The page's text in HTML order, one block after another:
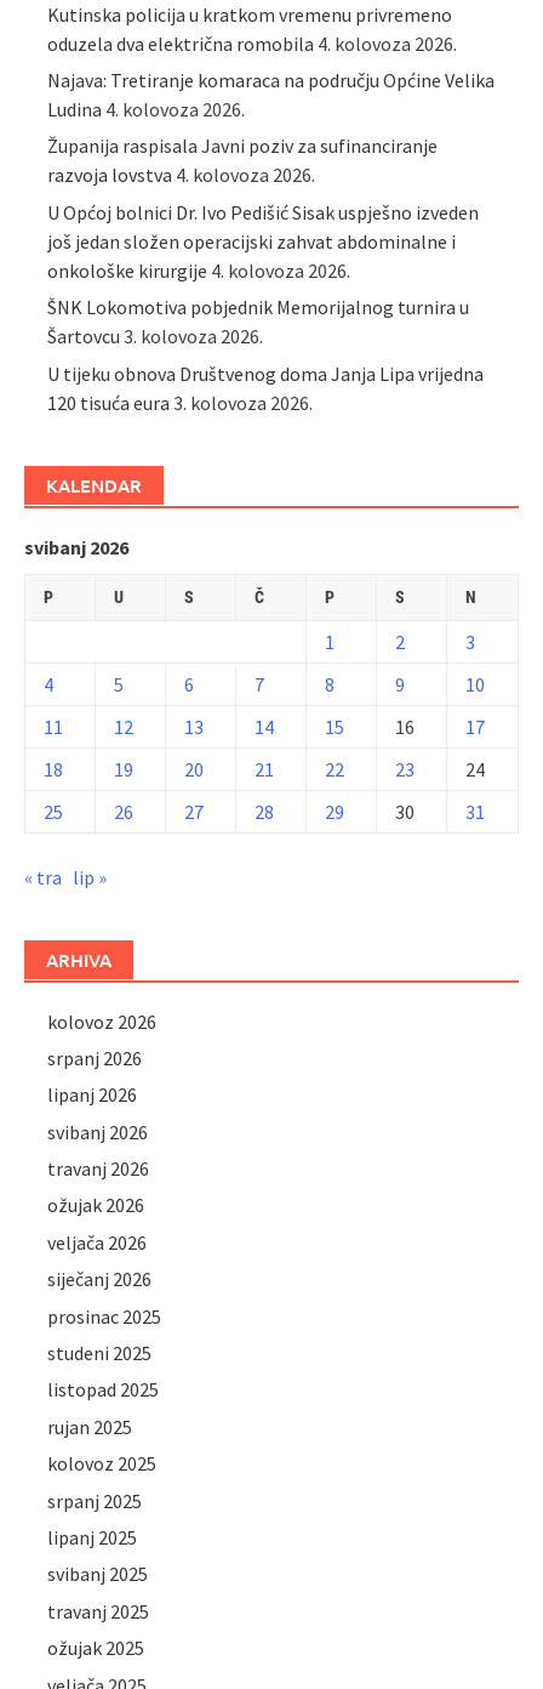
Kutinska policija u kratkom vremenu privremeno
oduzela dva električna romobila 4. kolovoza 2026.
Najava: Tretiranje komaraca na području Općine Velika
Ludina 4. kolovoza 2026.
Županija raspisala Javni poziv za sufinanciranje
razvoja lovstva 4. kolovoza 2026.
U Općoj bolnici Dr. Ivo Pedišić Sisak uspješno izveden
još jedan složen operacijski zahvat abdominalne i
onkološke kirurgije 4. kolovoza 2026.
ŠNK Lokomotiva pobjednik Memorijalnog turnira u
Šartovcu 3. kolovoza 2026.
U tijeku obnova Društvenog doma Janja Lipa vrijedna
120 tisuća eura 3. kolovoza 2026.
KALENDAR
svibanj 2026
P U S Č P S N
1 2
3
4
5 6 7 8 9
10
11
12 13 14 15 16
17
18
19 20 21 22 23
24
25
26 27 28 29 30 31
« tra lip »
ARHIVA
kolovoz 2026
srpanj 2026
lipanj 2026
svibanj 2026
travanj 2026
ožujak 2026
veljača 2026
siječanj 2026
prosinac 2025
studeni 2025
listopad 2025
rujan 2025
kolovoz 2025
srpanj 2025
lipanj 2025
svibanj 2025
travanj 2025
ožujak 2025